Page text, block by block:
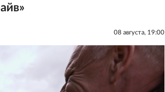
08 августа, 19:00